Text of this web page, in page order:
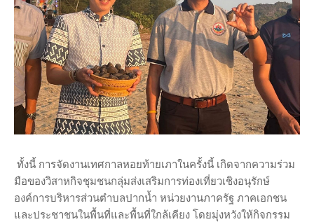
ทั้งนี้ การจัดงานเทศกาลหอยท้ายเภาในครั้งนี้ เกิดจากความร่วม
มือของวิสาหกิจชุมชนกลุ่มส่งเสริมการท่องเที่ยวเชิงอนุรักษ์
องค์การบริหารส่วนตำบลปากน้ำ หน่วยงานภาครัฐ ภาคเอกชน
และประชาชนในพื้นที่และพื้นที่ใกล้เคียง โดยมุ่งหวังให้กิจกรรม